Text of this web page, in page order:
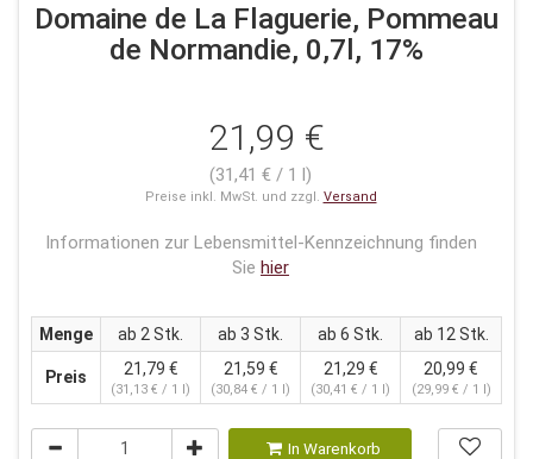
Domaine de La Flaguerie, Pommeau
de Normandie, 0,7l, 17%
21,99 €
(31,41 € / 1 l)
Preise inkl. MwSt. und zzgl. Versand
Informationen zur Lebensmittel-Kennzeichnung finden
Sie hier
Menge ab 2 Stk. ab 3 Stk. ab 6 Stk. ab 12 Stk.
Preis 21,79 €
(31,13 € / 1 l)
21,59 €
(30,84 € / 1 l)
21,29 €
(30,41 € / 1 l)
20,99 €
(29,99 € / 1 l)
In Warenkorb